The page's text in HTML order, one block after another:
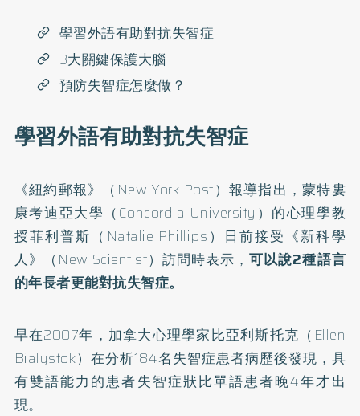
學習外語有助對抗失智症
3大關鍵保護大腦
預防失智症怎麼做？
學習外語有助對抗失智症
《紐約郵報》（New York Post）報導指出，蒙特婁
康考迪亞大學（Concordia University）的心理學教
授菲利普斯（Natalie Phillips）日前接受《新科學
人》（New Scientist）訪問時表示，可以說2種語言
的年長者更能對抗失智症。
早在2007年，加拿大心理學家比亞利斯托克（Ellen
Bialystok）在分析184名失智症患者病歷後發現，具
有雙語能力的患者失智症狀比單語患者晚4年才出
現。